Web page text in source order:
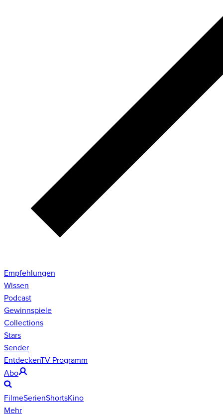
Empfehlungen
Wissen
Podcast
Gewinnspiele
Collections
Stars
Sender
EntdeckenTV-Programm
Abo
FilmeSerienShortsKino
Mehr